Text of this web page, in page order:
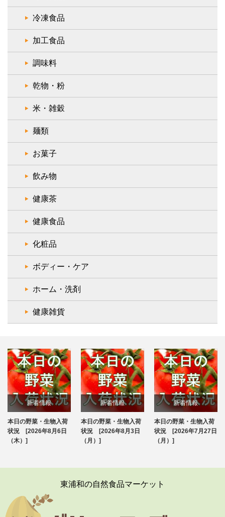
冷凍食品
加工食品
調味料
乾物・粉
米・雑穀
麺類
お菓子
飲み物
健康茶
健康食品
化粧品
ボディー・ケア
ホーム・洗剤
健康雑貨
新着情報
ブログ
本日の野菜・生物入荷
状況 [2026年8月6日
（木）]
新着情報
ブログ
本日の野菜・生物入荷
状況 [2026年8月3日
（月）]
新着情報
ブログ
本日の野菜・生物入荷
状況 [2026年7月27日
（月）]
東浦和の自然食品マーケット